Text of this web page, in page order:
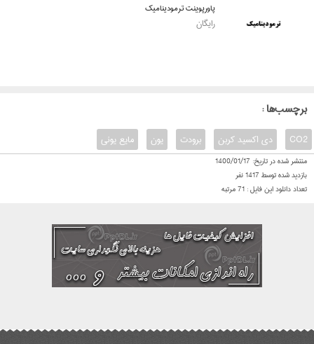
پاورپوینت ترمودینامیک
رایگان
: برچسب‌ها
مایع یونی یون برودت دی اکسید کربن CO2
منتشر شده در تاریخ: 1400/01/17
بازدید شده توسط 1417نفر
تعداد دانلود این فایل : 71مرتبه